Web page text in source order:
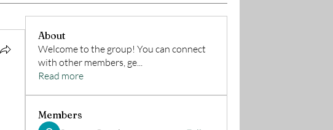
About
Welcome to the group! You can connect
with other members, ge...
Read more
Members